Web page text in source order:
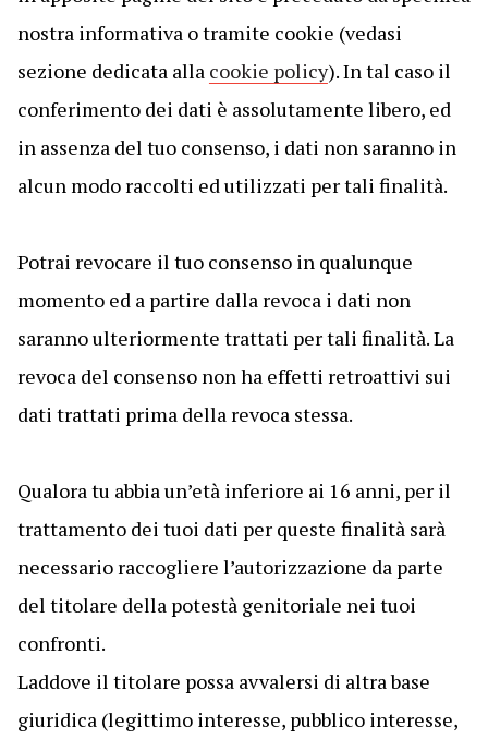
nostra informativa o tramite cookie (vedasi
sezione dedicata alla cookie policy). In tal caso il
conferimento dei dati è assolutamente libero, ed
in assenza del tuo consenso, i dati non saranno in
alcun modo raccolti ed utilizzati per tali finalità.
Potrai revocare il tuo consenso in qualunque
momento ed a partire dalla revoca i dati non
saranno ulteriormente trattati per tali finalità. La
revoca del consenso non ha effetti retroattivi sui
dati trattati prima della revoca stessa.
Qualora tu abbia un’età inferiore ai 16 anni, per il
trattamento dei tuoi dati per queste finalità sarà
necessario raccogliere l’autorizzazione da parte
del titolare della potestà genitoriale nei tuoi
confronti.
Laddove il titolare possa avvalersi di altra base
giuridica (legittimo interesse, pubblico interesse,